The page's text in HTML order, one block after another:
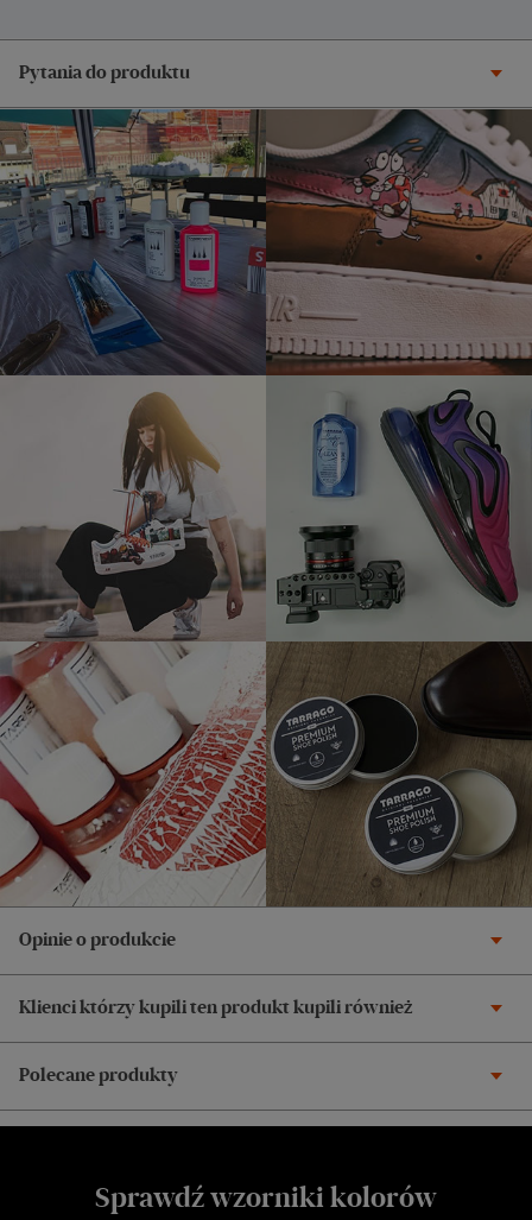
Pytania do produktu
Opinie o produkcie
Klienci którzy kupili ten produkt kupili również
Polecane produkty
Sprawdź wzorniki kolorów